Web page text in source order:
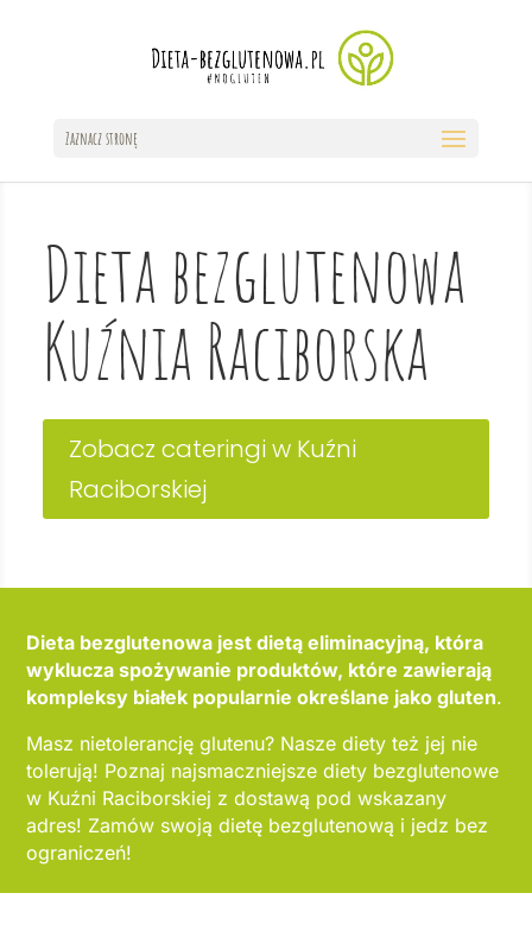
Zaznacz stronę
Dieta bezglutenowa
Kuźnia Raciborska
Zobacz cateringi w Kuźni
Raciborskiej
Dieta bezglutenowa jest dietą eliminacyjną, która
wyklucza spożywanie produktów, które zawierają
kompleksy białek popularnie określane jako gluten.
Masz nietolerancję glutenu? Nasze diety też jej nie
tolerują! Poznaj najsmaczniejsze diety bezglutenowe
w Kuźni Raciborskiej z dostawą pod wskazany
adres! Zamów swoją dietę bezglutenową i jedz bez
ograniczeń!